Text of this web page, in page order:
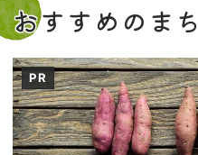
おすすめのまち
PR